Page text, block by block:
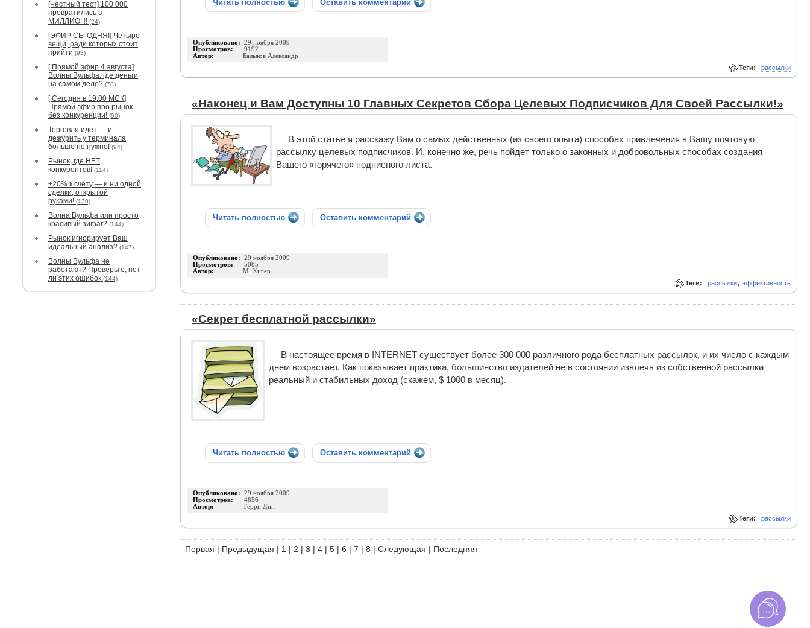
[Честный тест] 100 000
превратились в
МИЛЛИОН! (24)
[ЭФИР СЕГОДНЯ!] Четыре
вещи, ради которых стоит
прийти (93)
[ Прямой эфир 4 августа]
Волны Вульфа: где деньги
на самом деле? (78)
[ Сегодня в 19:00 МСК]
Прямой эфир про рынок
без конкуренции! (90)
Торговля идёт — и
дежурить у терминала
больше не нужно! (94)
Рынок, где НЕТ
конкурентов! (114)
+20% к счёту — и ни одной
сделки, открытой
руками! (130)
Волна Вульфа или просто
красивый зигзаг? (144)
Рынок игнорирует Ваш
идеальный анализ? (147)
Волны Вульфа не
работают? Проверьте, нет
ли этих ошибок (144)
Читать полностью Оставить комментарий
Опубликовано: 29 ноября 2009
Просмотров: 9192
Автор: Балыков Александр
Теги: рассылки
«Наконец и Вам Доступны 10 Главных Секретов Сбора Целевых Подписчиков Для Своей Рассылки!»
В этой статье я расскажу Вам о самых действенных (из своего опыта) способах привлечения в Вашу почтовую
рассылку целевых подписчиков. И, конечно же, речь пойдет только о законных и добровольных способах создания
Вашего «горячего» подписного листа.
Читать полностью Оставить комментарий
Опубликовано: 29 ноября 2009
Просмотров: 5085
Автор: М. Хигер
Теги: рассылки, эффективность
«Секрет бесплатной рассылки»
В настоящее время в INTERNET существует более 300 000 различного рода бесплатных рассылок, и их число с каждым
днем возрастает. Как показывает практика, большинство издателей не в состоянии извлечь из собственной рассылки
реальный и стабильных доход (скажем, $ 1000 в месяц).
Читать полностью Оставить комментарий
Опубликовано: 29 ноября 2009
Просмотров: 4856
Автор: Терри Дин
Теги: рассылки
Первая | Предыдущая | 1 | 2 | 3 | 4 | 5 | 6 | 7 | 8 | Следующая | Последняя